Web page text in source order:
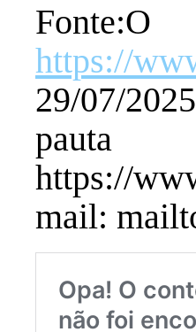
https://
29/07/
https://
mail: